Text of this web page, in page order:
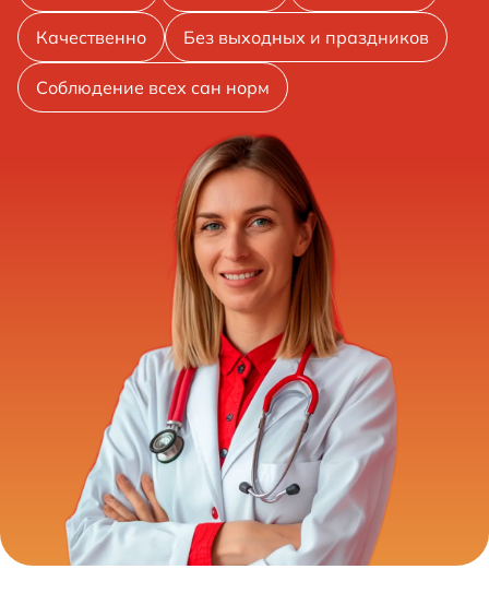
Качественно Без выходных и праздников
Соблюдение всех сан норм